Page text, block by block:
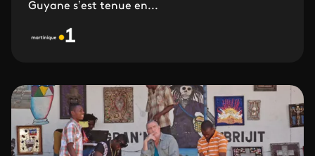
Guyane s’est tenue en...